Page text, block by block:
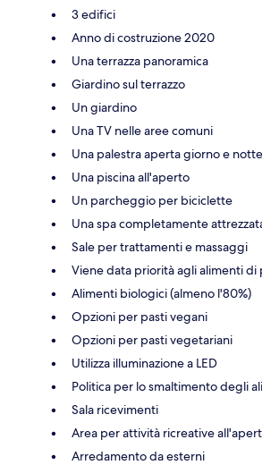
3 edifici
Anno di costruzione 2020
Una terrazza panoramica
Giardino sul terrazzo
Un giardino
Una TV nelle aree comuni
Una palestra aperta giorno e notte
Una piscina all'aperto
Un parcheggio per biciclette
Una spa completamente
Sale per trattamenti e massaggi
Viene data priorità agli alimenti di
Alimenti biologici (almeno l'80%)
Opzioni per pasti vegani
Opzioni per pasti vegetariani
Utilizza illuminazione a LED
Politica per lo smaltimento degli
Sala ricevimenti
Area per attività ricreative
Arredamento da esterni